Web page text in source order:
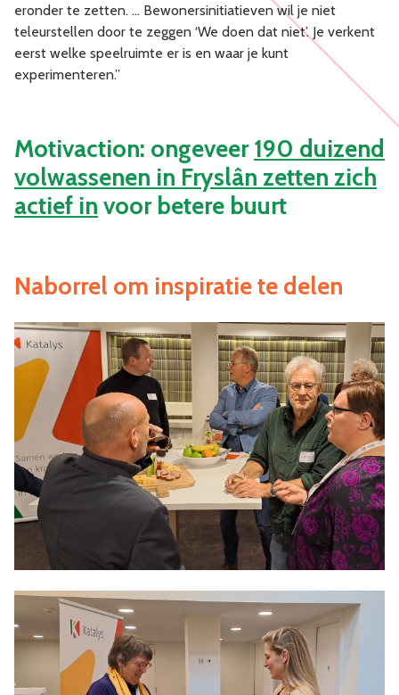
eronder te zetten. … Bewonersinitiatieven wil je niet
teleurstellen door te zeggen ‘We doen dat niet’. Je verkent
eerst welke speelruimte er is en waar je kunt
experimenteren.”
Motivaction: ongeveer190 duizend
volwassenen in Fryslân zetten zich
actief in voor betere buurt
Naborrel om inspiratie te delen